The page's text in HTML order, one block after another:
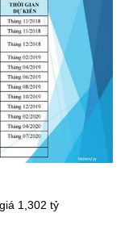
1,302 tỷ